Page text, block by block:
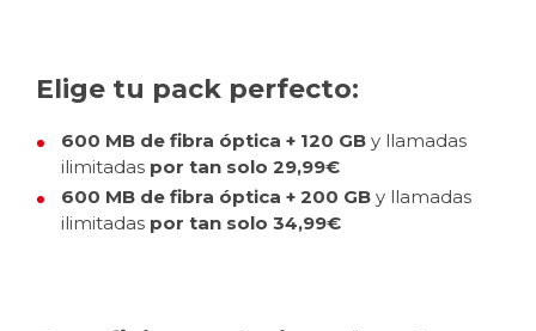
Elige tu pack perfecto:
600 MB de fibra óptica + 120 GB y llamadas
ilimitadas por tan solo 29,99€
600 MB de fibra óptica + 200 GB y llamadas
ilimitadas por tan solo 34,99€